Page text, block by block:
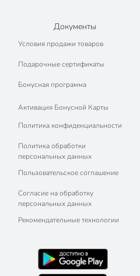
Документы
Условия продажи товаров
Подарочные сертификаты
Бонусная программа
Активация Бонусной Карты
Политика конфиденциальности
Политика обработки
персональных данных
Пользовательское соглашение
Согласие на обработку
персональных данных
Рекомендательные технологии